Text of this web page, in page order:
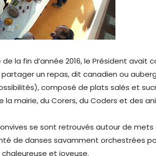
la fin d’année 2016, le Président avait
un repas, dit canadien ou
composé de plats salés et
la mairie, du Corers, du Coders et des
se sont retrouvés autour de mets
de danses savamment orchestrées
et joyeuse.